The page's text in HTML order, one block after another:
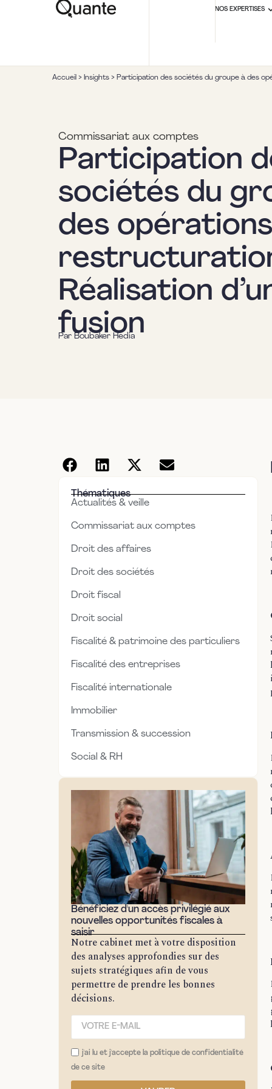
NOS EXPERTISES
Accueil > Insights > Participation des sociétés du groupe à des
Commissariat aux comptes
Participation
sociétés du
des
Réalisation
fusion
Par Boubaker Hedia
Thématiques
Actualités & veille
Commissariat aux comptes
Droit des affaires
Droit des sociétés
Droit fiscal
Droit social
Fiscalité & patrimoine des particuliers
Fiscalité des entreprises
Fiscalité internationale
Immobilier
Transmission & succession
Social & RH
Bénéficiez d'un accès privilégié aux
nouvelles opportunités fiscales à
saisir
Notre cabinet met à votre disposition
des analyses approfondies sur des
sujets stratégiques afin de vous
permettre de prendre les bonnes
décisions.
j'ai lu et j'accepte la politique de confidentialité
de ce site